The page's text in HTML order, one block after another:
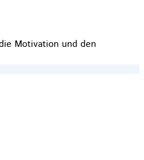
Motivation und den